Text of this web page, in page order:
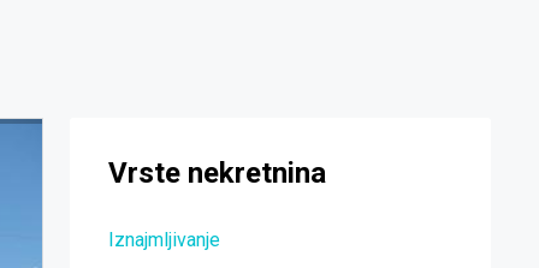
Vrste nekretnina
Iznajmljivanje